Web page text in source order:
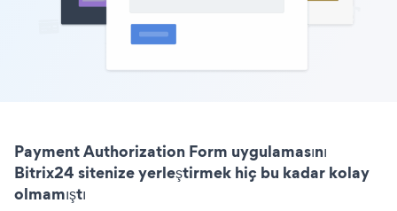
Payment Authorization Form uygulamasını
Bitrix24 sitenize yerleştirmek hiç bu kadar kolay
olmamıştı